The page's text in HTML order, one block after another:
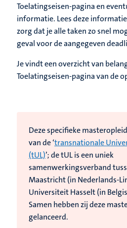
Toelatingseisen-pagina en
informatie. Lees deze
zorg dat je alle taken zo snel
geval voor de aangegeven
Je vindt een overzicht van
Toelatingseisen-pagina van de
Deze specifieke
van de ‘transnationale
(tUL)’; de tUL is een uniek
samenwerkingsverband
Maastricht (in Nederlands-
Universiteit Hasselt (in
Samen hebben zij deze
gelanceerd.